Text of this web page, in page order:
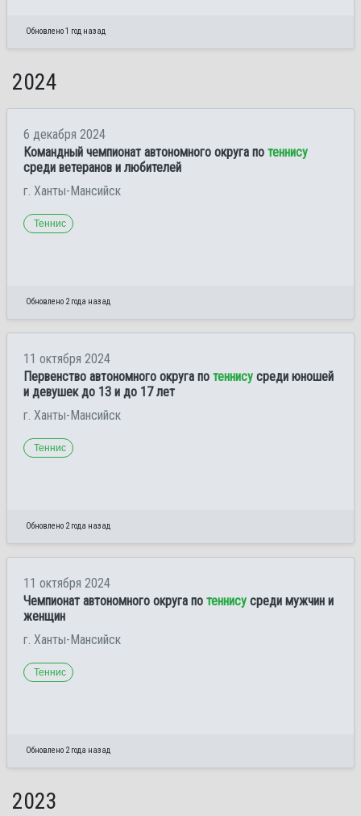
Обновлено 1 год назад
2024
6 декабря 2024
Командный чемпионат автономного округа по теннису
среди ветеранов и любителей
г. Ханты-Мансийск
Теннис
Обновлено 2 года назад
11 октября 2024
Первенство автономного округа по теннису среди юношей
и девушек до 13 и до 17 лет
г. Ханты-Мансийск
Теннис
Обновлено 2 года назад
11 октября 2024
Чемпионат автономного округа по теннису среди мужчин и
женщин
г. Ханты-Мансийск
Теннис
Обновлено 2 года назад
2023